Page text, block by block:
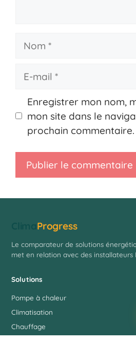
Nom
Enregistrer mon nom,
mon site dans le
prochain commentaire.
Progress
Le comparateur de solutions
met en relation avec des installateurs
Solutions
Pompe à chaleur
Climatisation
Chauffage